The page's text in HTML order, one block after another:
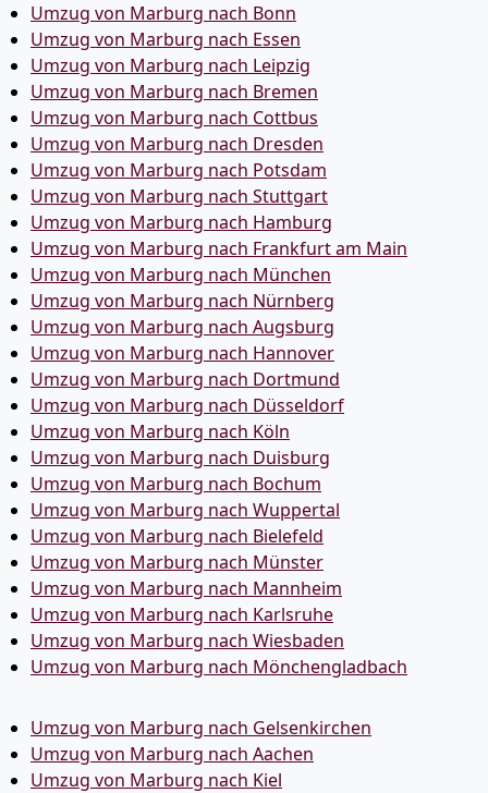
Umzug von Marburg nach Bonn
Umzug von Marburg nach Essen
Umzug von Marburg nach Leipzig
Umzug von Marburg nach Bremen
Umzug von Marburg nach Cottbus
Umzug von Marburg nach Dresden
Umzug von Marburg nach Potsdam
Umzug von Marburg nach Stuttgart
Umzug von Marburg nach Hamburg
Umzug von Marburg nach Frankfurt am Main
Umzug von Marburg nach München
Umzug von Marburg nach Nürnberg
Umzug von Marburg nach Augsburg
Umzug von Marburg nach Hannover
Umzug von Marburg nach Dortmund
Umzug von Marburg nach Düsseldorf
Umzug von Marburg nach Köln
Umzug von Marburg nach Duisburg
Umzug von Marburg nach Bochum
Umzug von Marburg nach Wuppertal
Umzug von Marburg nach Bielefeld
Umzug von Marburg nach Münster
Umzug von Marburg nach Mannheim
Umzug von Marburg nach Karlsruhe
Umzug von Marburg nach Wiesbaden
Umzug von Marburg nach Mönchen­gladbach
Umzug von Marburg nach Gelsenkirchen
Umzug von Marburg nach Aachen
Umzug von Marburg nach Kiel